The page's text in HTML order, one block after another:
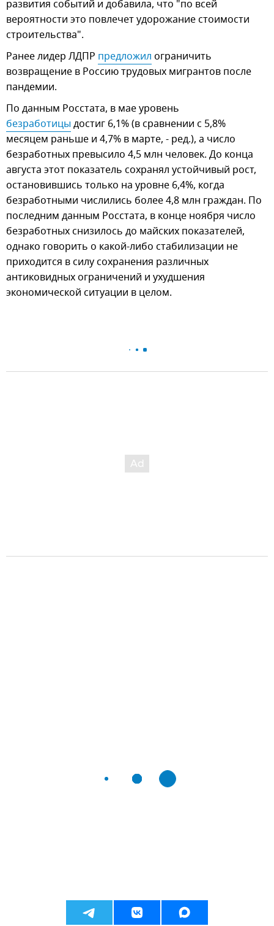
развития событий и добавила, что "по всей
вероятности это повлечет удорожание стоимости
строительства".
Ранее лидер ЛДПР предложил ограничить
возвращение в Россию трудовых мигрантов после
пандемии.
По данным Росстата, в мае уровень
безработицыдостиг 6,1% (в сравнении с 5,8%
месяцем раньше и 4,7% в марте, - ред.), а число
безработных превысило 4,5 млн человек. До конца
августа этот показатель сохранял устойчивый рост,
остановившись только на уровне 6,4%, когда
безработными числились более 4,8 млн граждан. По
последним данным Росстата, в конце ноября число
безработных снизилось до майских показателей,
однако говорить о какой-либо стабилизации не
приходится в силу сохранения различных
антиковидных ограничений и ухудшения
экономической ситуации в целом.